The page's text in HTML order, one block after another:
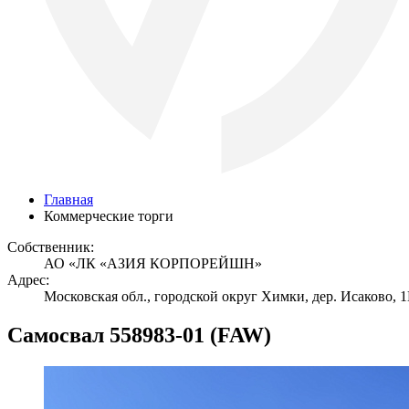
Главная
Коммерческие торги
Собственник:
АО «ЛК «АЗИЯ КОРПОРЕЙШН»
Адрес:
Московская обл., городской округ Химки, дер. Исаково,
Cамосвал 558983-01 (FAW)